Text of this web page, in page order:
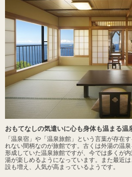
おもてなしの気遣いに心も身体も温まる温
「温泉宿」や「温泉旅館」という言葉が存在
れない間柄なのが旅館です。古くは外湯の温
形成していた温泉旅館ですが、今では多くが
湯が楽しめるようになっています。また最近
設も増え、人気が高まっているようです。